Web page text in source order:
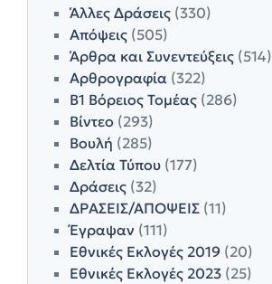
Άλλες Δράσεις (330)
Απόψεις (505)
Άρθρα και Συνεντεύξεις (514)
Αρθρογραφία (322)
Β1 Βόρειος Τομέας (286)
Βίντεο (293)
Βουλή (285)
Δελτία Τύπου (177)
Δράσεις (32)
ΔΡΑΣΕΙΣ/ΑΠΟΨΕΙΣ (11)
Έγραψαν (111)
Εθνικές Εκλογές 2019 (20)
Εθνικές Εκλογές 2023 (25)